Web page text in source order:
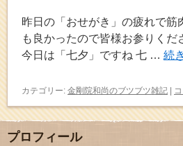
昨日の「おせがき」の疲れで筋
も良かったので皆様お参りくだ
今日は「七夕」ですね 七 … 続
カテゴリー: 金剛院和尚のブツブツ雑記 |
プロフィール